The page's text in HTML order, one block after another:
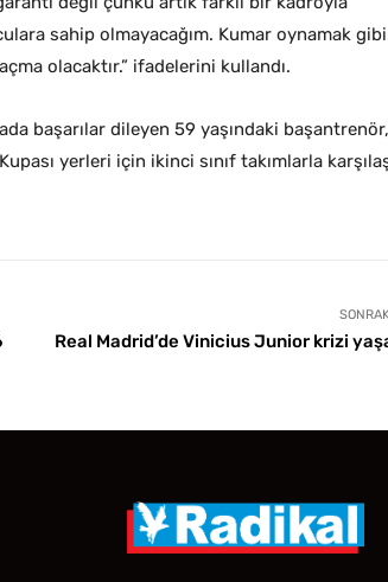
sahip olmayacağım. Kumar oynamak
olacaktır.” ifadelerini kullandı.
başarılar dileyen 59 yaşındaki başantrenör,
yerleri için ikinci sınıf takımlarla
Real Madrid’de Vinicius Junior krizi